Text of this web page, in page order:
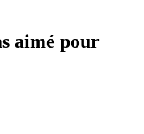
aimé pour